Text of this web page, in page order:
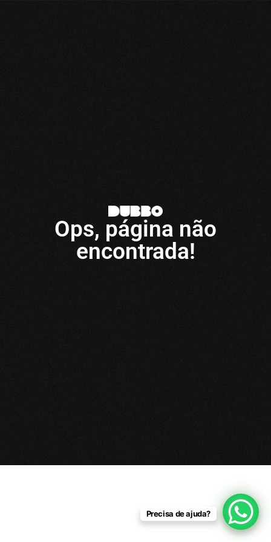
Ops, página não
encontrada!
Precisa de ajuda?